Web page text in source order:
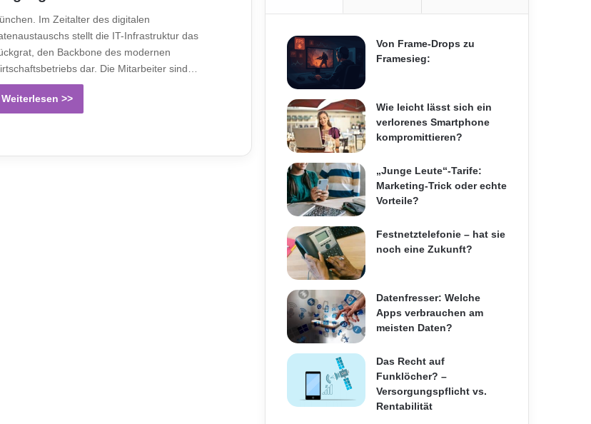
Im Zeitalter des digitalen
stellt die IT-Infrastruktur das
den Backbone des modernen
dar. Die Mitarbeiter sind…
Weiterlesen >>
Von Frame-Drops zu
Framesieg:
Wie leicht lässt sich ein
verlorenes Smartphone
kompromittieren?
„Junge Leute“-Tarife:
Marketing-Trick oder echte
Vorteile?
Festnetztelefonie – hat sie
noch eine Zukunft?
Datenfresser: Welche
Apps verbrauchen am
meisten Daten?
Das Recht auf
Funklöcher? –
Versorgungspflicht vs.
Rentabilität